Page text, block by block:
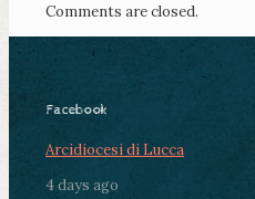
Comments are closed.
Facebook
Arcidiocesi di Lucca
4 days ago